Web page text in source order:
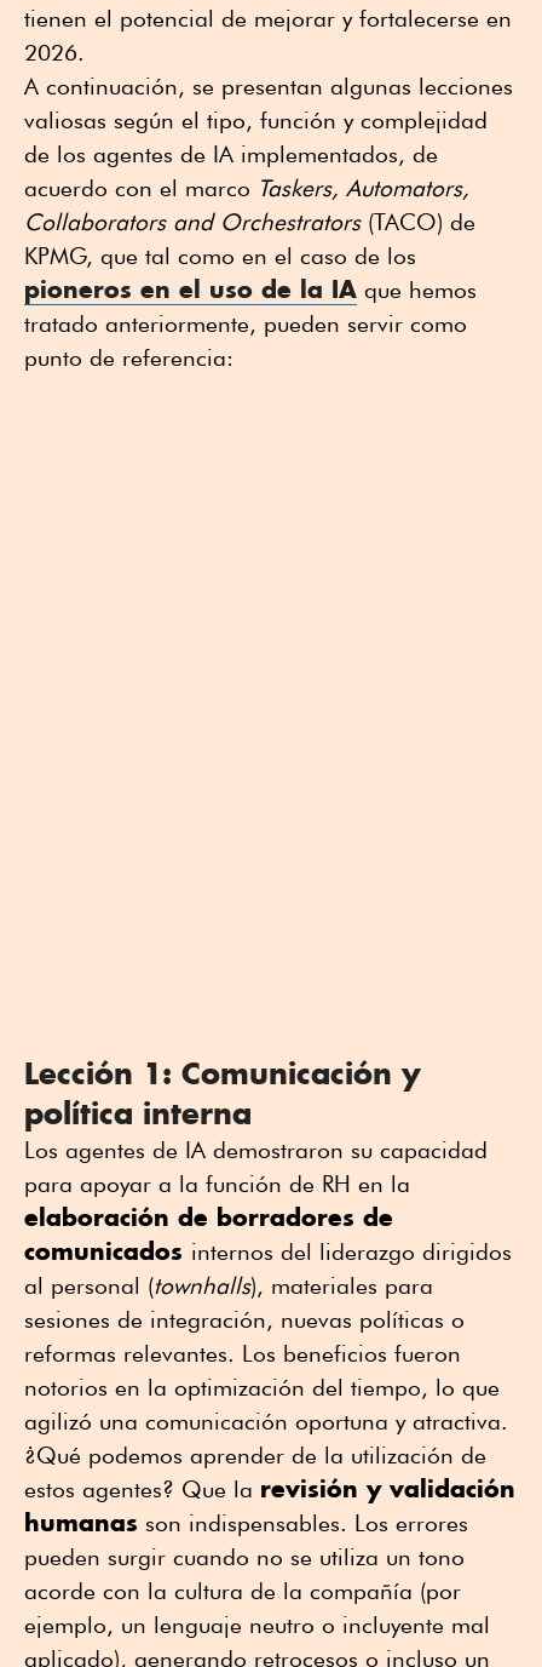
tienen el potencial de mejorar y fortalecerse en
2026.
A continuación, se presentan algunas lecciones
valiosas según el tipo, función y complejidad
de los agentes de IA implementados, de
acuerdo con el marco Taskers, Automators,
Collaborators and Orchestrators(TACO) de
KPMG, que tal como en el caso de los
pioneros en el uso de la IA que hemos
tratado anteriormente, pueden servir como
punto de referencia:
Lección 1: Comunicación y
política interna
Los agentes de IA demostraron su capacidad
para apoyar a la función de RH en la
elaboración de borradores de
comunicados internos del liderazgo dirigidos
al personal (townhalls), materiales para
sesiones de integración, nuevas políticas o
reformas relevantes. Los beneficios fueron
notorios en la optimización del tiempo, lo que
agilizó una comunicación oportuna y atractiva.
¿Qué podemos aprender de la utilización de
estos agentes? Que la revisión y validación
humanas son indispensables. Los errores
pueden surgir cuando no se utiliza un tono
acorde con la cultura de la compañía (por
ejemplo, un lenguaje neutro o incluyente mal
aplicado), generando retrocesos o incluso un